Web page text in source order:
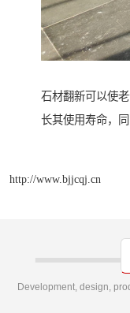
石材翻新可以使
长其使用寿命，
http://www.bjjcqj.cn